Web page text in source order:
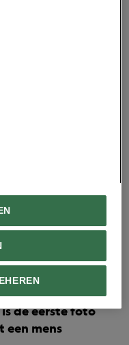
Shot NL-thema:
de eerste foto
een mens